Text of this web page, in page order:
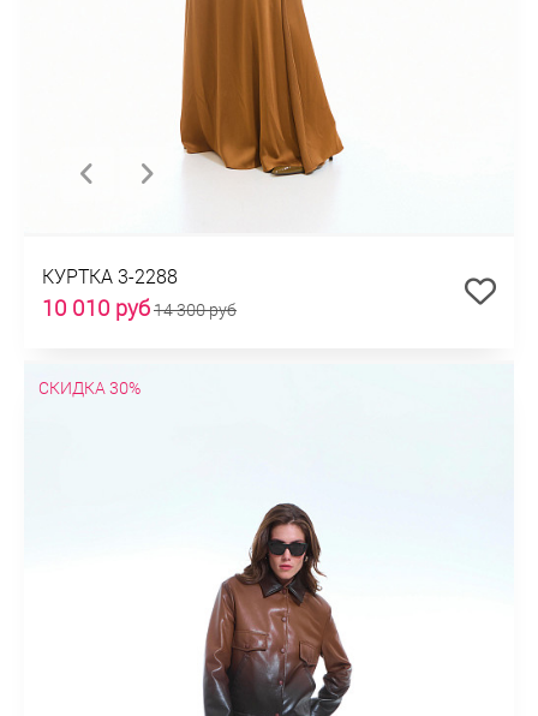
КУРТКА 3-2288
10 010 руб14 300 руб
СКИДКА 30%